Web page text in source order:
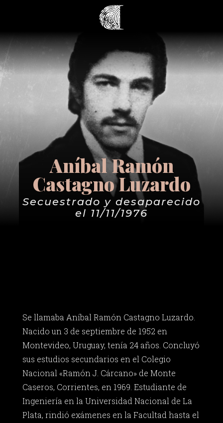
Aníbal Ramón
Castagno Luzardo
Secuestrado y desaparecido
el 11/11/1976
Se llamaba Aníbal Ramón Castagno Luzardo.
Nacido un 3 de septiembre de 1952 en
Montevideo, Uruguay, tenía 24 años. Concluyó
sus estudios secundarios en el Colegio
Nacional «Ramón J. Cárcano» de Monte
Caseros, Corrientes, en 1969. Estudiante de
Ingeniería en la Universidad Nacional de La
Plata, rindió exámenes en la Facultad hasta el